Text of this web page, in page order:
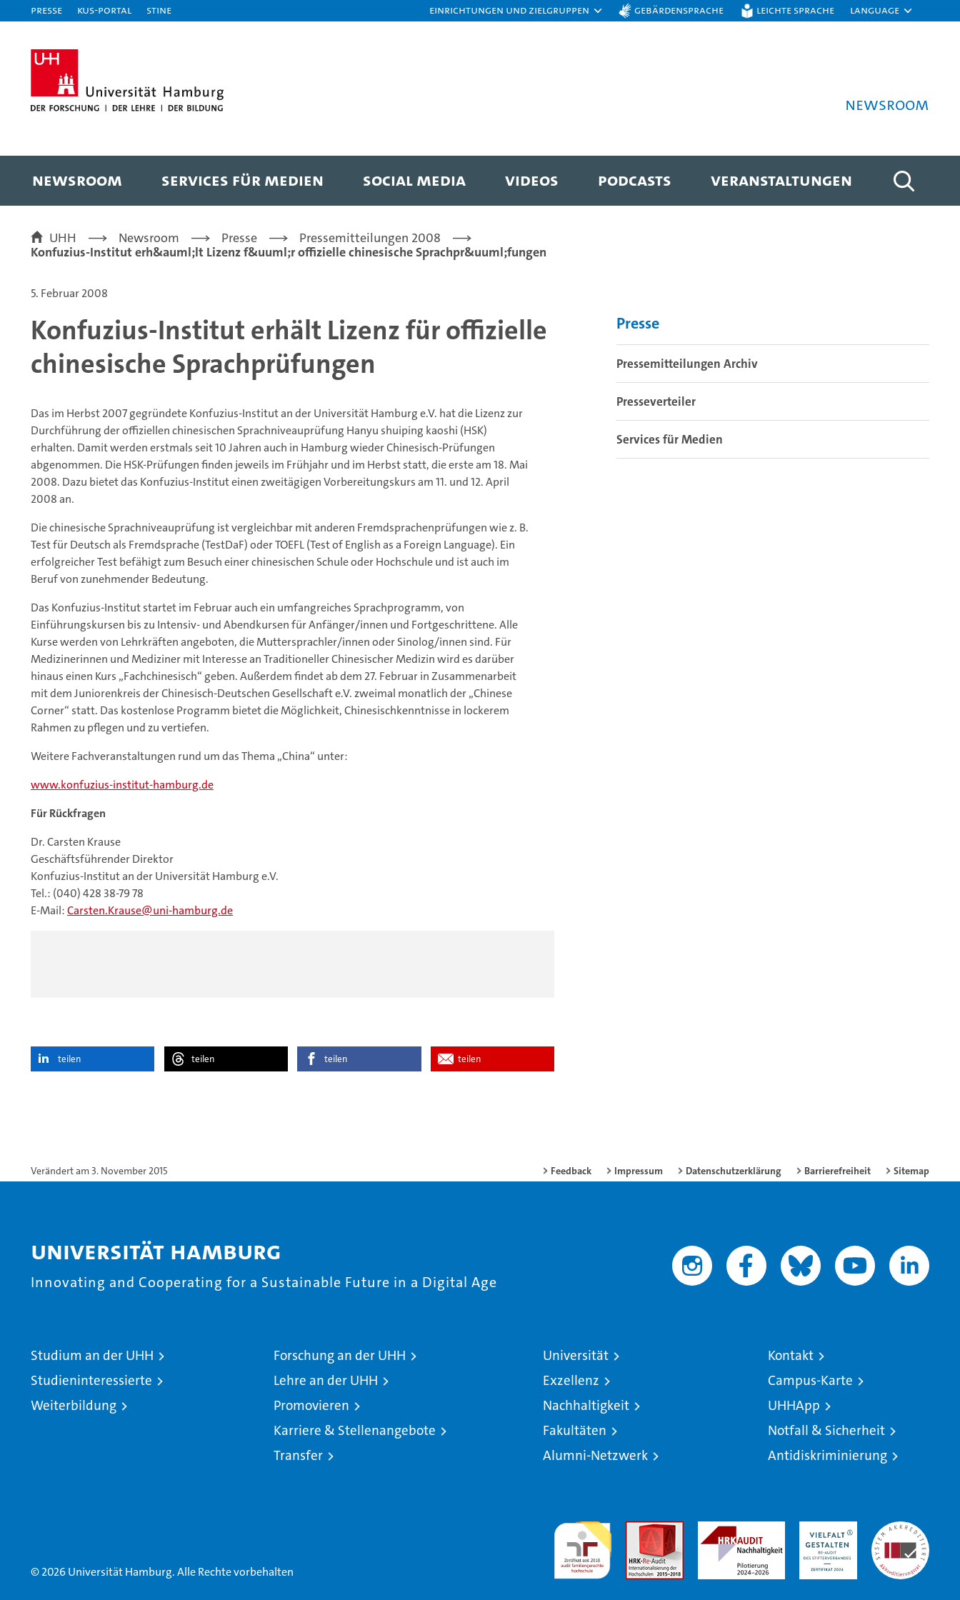
Presse KUS-Portal STiNE Einrichtungen und Zielgruppen Gebärdensprache Leichte Sprache Language
Newsroom
NEWSROOM SERVICES FÜR MEDIEN SOCIAL MEDIA VIDEOS PODCASTS VERANSTALTUNGEN
UHH Newsroom Presse
Pressemitteilungen 2008
Konfuzius-Institut erh&auml;lt Lizenz f&uuml;r offizielle chinesische Sprachpr&uuml;fungen
5. Februar 2008
Konfuzius-Institut erhält Lizenz für offizielle
chinesische Sprachprüfungen
Das im Herbst 2007 gegründete Konfuzius-Institut an der Universität Hamburg e.V. hat die Lizenz zur
Durchführung der offiziellen chinesischen Sprachniveauprüfung Hanyu shuiping kaoshi (HSK)
erhalten. Damit werden erstmals seit 10 Jahren auch in Hamburg wieder Chinesisch-Prüfungen
abgenommen. Die HSK-Prüfungen finden jeweils im Frühjahr und im Herbst statt, die erste am 18. Mai
2008. Dazu bietet das Konfuzius-Institut einen zweitägigen Vorbereitungskurs am 11. und 12. April
2008 an.
Die chinesische Sprachniveauprüfung ist vergleichbar mit anderen Fremdsprachenprüfungen wie z. B.
Test für Deutsch als Fremdsprache (TestDaF) oder TOEFL (Test of English as a Foreign Language). Ein
erfolgreicher Test befähigt zum Besuch einer chinesischen Schule oder Hochschule und ist auch im
Beruf von zunehmender Bedeutung.
Das Konfuzius-Institut startet im Februar auch ein umfangreiches Sprachprogramm, von
Einführungskursen bis zu Intensiv- und Abendkursen für Anfänger/innen und Fortgeschrittene. Alle
Kurse werden von Lehrkräften angeboten, die Muttersprachler/innen oder Sinolog/innen sind. Für
Medizinerinnen und Mediziner mit Interesse an Traditioneller Chinesischer Medizin wird es darüber
hinaus einen Kurs „Fachchinesisch“ geben. Außerdem findet ab dem 27. Februar in Zusammenarbeit
mit dem Juniorenkreis der Chinesisch-Deutschen Gesellschaft e.V. zweimal monatlich der „Chinese
Corner“ statt. Das kostenlose Programm bietet die Möglichkeit, Chinesischkenntnisse in lockerem
Rahmen zu pflegen und zu vertiefen.
Weitere Fachveranstaltungen rund um das Thema „China“ unter:
www.konfuzius-institut-hamburg.de
Für Rückfragen
Dr. Carsten Krause
Geschäftsführender Direktor
Konfuzius-Institut an der Universität Hamburg e.V.
Tel.: (040) 428 38-79 78
E-Mail:Carsten.Krause uni-hamburg.de
teilen teilen teilen teilen
Presse
Pressemitteilungen Archiv
Presseverteiler
Services für Medien
Verändert am 3. November 2015 Feedback Impressum Datenschutzerklärung Barrierefreiheit Sitemap
Universität Hamburg
Innovating and Cooperating for a Sustainable Future in a Digital Age
Studium an der UHH
Studieninteressierte
Weiterbildung
Forschung an der UHH
Lehre an der UHH
Promovieren
Karriere & Stellenangebote
Transfer
Universität
Exzellenz
Nachhaltigkeit
Fakultäten
Alumni-Netzwerk
Kontakt
Campus-Karte
UHHApp
Notfall & Sicherheit
Antidiskriminierung
© 2026 Universität Hamburg. Alle Rechte vorbehalten